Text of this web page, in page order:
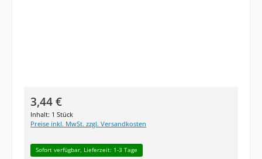
Regulärer Preis:
3,44 €
Inhalt: 1 Stück
Preise inkl. MwSt. zzgl. Versandkosten
Sofort verfügbar, Lieferzeit: 1-3 Tage